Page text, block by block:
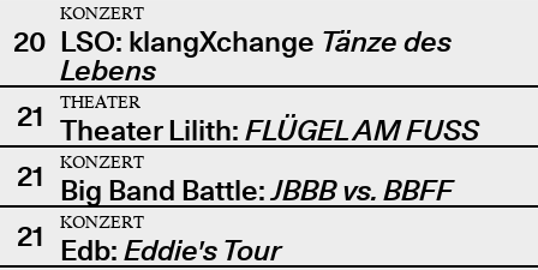
20
KONZERT
LSO: klangXchange Tänze des
Lebens
21
THEATER
Theater Lilith: FLÜGEL AM FUSS
21
KONZERT
Big Band Battle:JBBB vs. BBFF
21
KONZERT
Edb: Eddie's Tour